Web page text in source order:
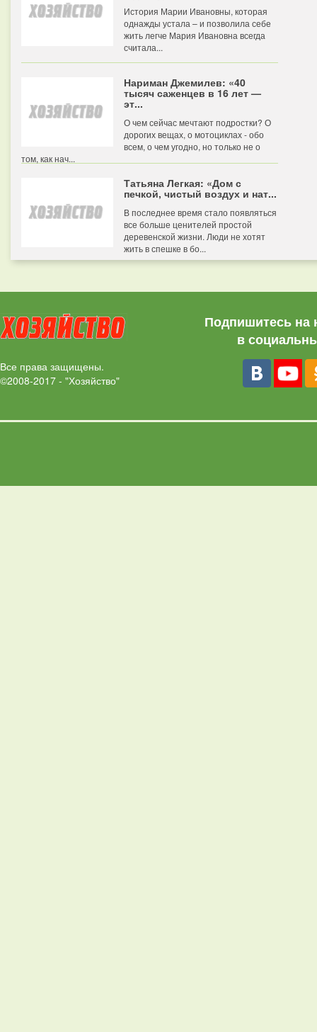
История Марии Ивановны, которая
однажды устала – и позволила себе
жить легче Мария Ивановна всегда
считала...
Нариман Джемилев: «40
тысяч саженцев в 16 лет —
эт...
О чем сейчас мечтают подростки? О
дорогих вещах, о мотоциклах - обо
всем, о чем угодно, но только не о
том, как нач...
Татьяна Легкая: «Дом с
печкой, чистый воздух и нат...
В последнее время стало появляться
все больше ценителей простой
деревенской жизни. Люди не хотят
жить в спешке в бо...
Все права защищены.
©2008-2017 - "Хозяйство"
Подпишитесь на
в